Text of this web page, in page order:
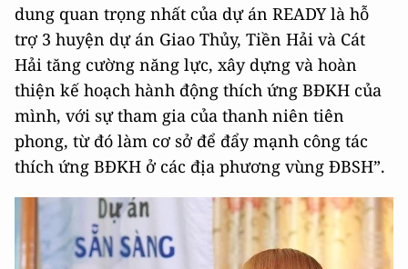
dung quan trọng nhất của dự án READY là hỗ
trợ 3 huyện dự án Giao Thủy, Tiền Hải và Cát
Hải tăng cường năng lực, xây dựng và hoàn
thiện kế hoạch hành động thích ứng BĐKH của
mình, với sự tham gia của thanh niên tiên
phong, từ đó làm cơ sở để đẩy mạnh công tác
thích ứng BĐKH ở các địa phương vùng ĐBSH”.